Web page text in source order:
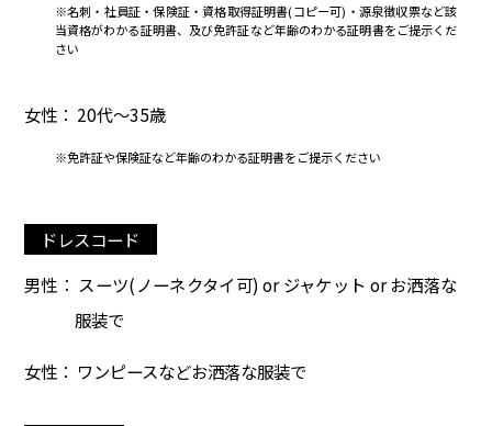
※名刺・社員証・保険証・資格取得証明書(コピー可)・源泉徴収票など該
当資格がわかる証明書、及び免許証など年齢のわかる証明書をご提示くだ
さい
女性： 20代～35歳
※免許証や保険証など年齢のわかる証明書をご提示ください
ドレスコード
男性： スーツ(ノーネクタイ可) or ジャケット or お洒落な
服装で
女性： ワンピースなどお洒落な服装で